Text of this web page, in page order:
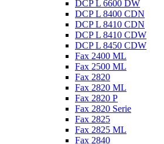
DCP L 6600 DW
DCP L 8400 CDN
DCP L 8410 CDN
DCP L 8410 CDW
DCP L 8450 CDW
Fax 2400 ML
Fax 2500 ML
Fax 2820
Fax 2820 ML
Fax 2820 P
Fax 2820 Serie
Fax 2825
Fax 2825 ML
Fax 2840